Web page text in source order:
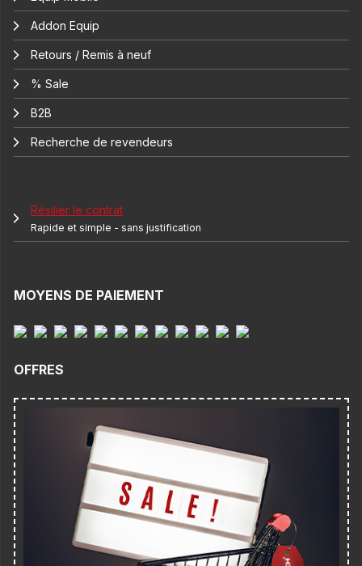
Addon Equip
Retours / Remis à neuf
% Sale
B2B
Recherche de revendeurs
Résilier le contrat
Rapide et simple - sans justification
MOYENS DE PAIEMENT
OFFRES